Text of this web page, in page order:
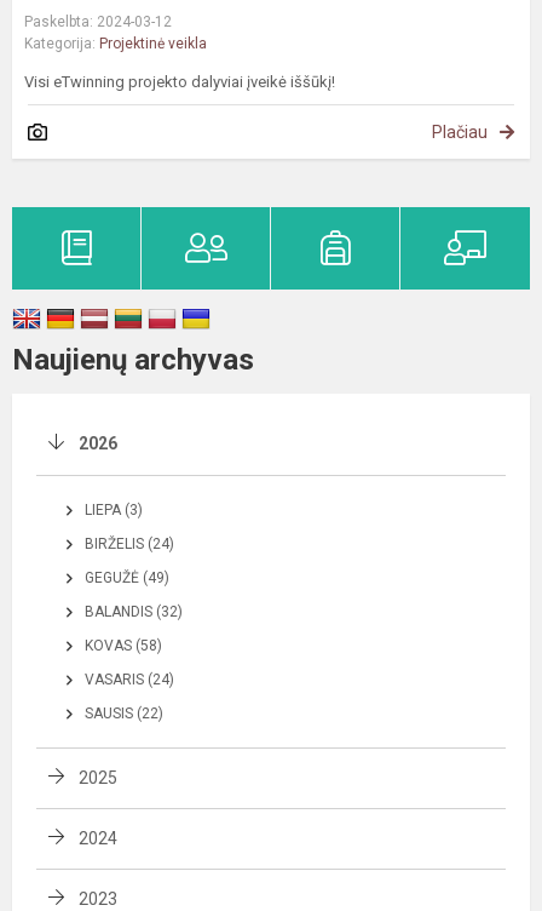
Paskelbta: 2024-03-12
Kategorija: Projektinė veikla
Visi eTwinning projekto dalyviai įveikė iššūkį!
Plačiau
Naujienų archyvas
2026
LIEPA (3)
BIRŽELIS (24)
GEGUŽĖ (49)
BALANDIS (32)
KOVAS (58)
VASARIS (24)
SAUSIS (22)
2025
2024
2023